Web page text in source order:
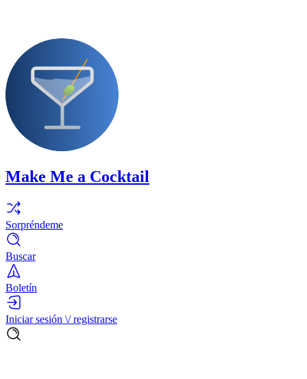
Make Me a Cocktail
Sorpréndeme
Buscar
Boletín
Iniciar sesión \/ registrarse